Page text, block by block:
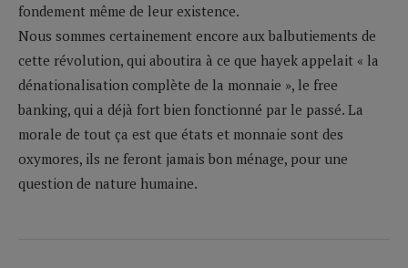
fondement même de leur existence.
Nous sommes certainement encore aux balbutiements de
cette révolution, qui aboutira à ce que hayek appelait « la
dénationalisation complète de la monnaie », le free
banking, qui a déjà fort bien fonctionné par le passé. La
morale de tout ça est que états et monnaie sont des
oxymores, ils ne feront jamais bon ménage, pour une
question de nature humaine.